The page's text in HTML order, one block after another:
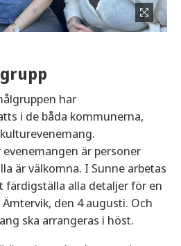
har
i de båda kommunerna,
är personer
är välkomna. I Sunne arbetas
alla detaljer för en
den 4 augusti. Och
ska arrangeras i höst.